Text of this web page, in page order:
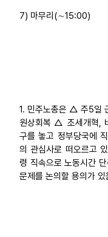
7) 마무리(∼15:00)
1. 민주노총은 △ 주5일
원상회복 △ 조세개혁,
구를 놓고 정부당국에
의 관심사로 떠오르고
령 직속으로 노동시간
문제를 논의할 용의가